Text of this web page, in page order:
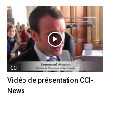
CCI
Vidéo de présentation CCI-
News